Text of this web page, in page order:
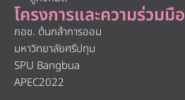
โครงการและความร่วมมือ
กอช. ต้นกล้าการออม
มหาวิทยาลัยศรีปทุม
SPU Bangbua
APEC2022